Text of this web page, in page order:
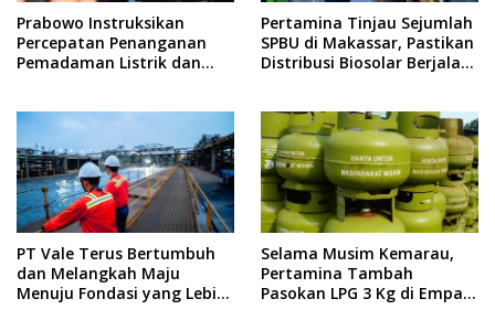
Prabowo Instruksikan
Percepatan Penanganan
Pemadaman Listrik dan
Pertamina Tinjau Sejumlah
SPBU di Makassar, Pastikan
Distribusi Biosolar Berjalan
PT Vale Terus Bertumbuh
dan Melangkah Maju
Menuju Fondasi yang Lebih
Selama Musim Kemarau,
Pertamina Tambah
Pasokan LPG 3 Kg di Empat